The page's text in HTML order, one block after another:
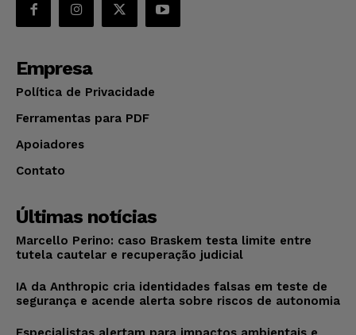
Empresa
Política de Privacidade
Ferramentas para PDF
Apoiadores
Contato
Últimas notícias
Marcello Perino: caso Braskem testa limite entre
tutela cautelar e recuperação judicial
IA da Anthropic cria identidades falsas em teste de
segurança e acende alerta sobre riscos de autonomia